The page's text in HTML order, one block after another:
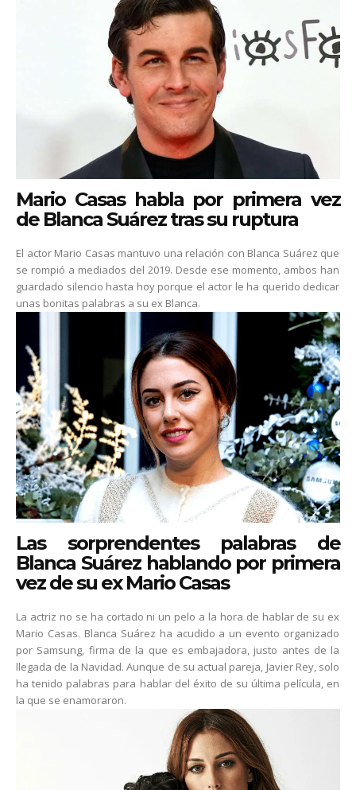
Mario Casas habla por primera vez
de Blanca Suárez tras su ruptura
El actor Mario Casas mantuvo una relación con Blanca Suárez que
se rompió a mediados del 2019. Desde ese momento, ambos han
guardado silencio hasta hoy porque el actor le ha querido dedicar
unas bonitas palabras a su ex Blanca.
Las sorprendentes palabras de
Blanca Suárez hablando por primera
vez de su ex Mario Casas
La actriz no se ha cortado ni un pelo a la hora de hablar de su ex
Mario Casas. Blanca Suárez ha acudido a un evento organizado
por Samsung, firma de la que es embajadora, justo antes de la
llegada de la Navidad. Aunque de su actual pareja, Javier Rey, solo
ha tenido palabras para hablar del éxito de su última película, en
la que se enamoraron.